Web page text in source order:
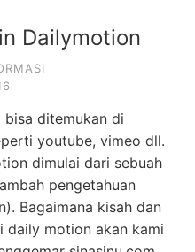
Dailymotion
bisa ditemukan di
youtube, vimeo dll.
dimulai dari sebuah
pengetahuan
Bagaimana kisah dan
daily motion akan kami